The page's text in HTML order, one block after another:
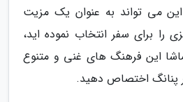
این می تواند به عنوان یک مزیت
را برای سفر انتخاب نموده اید،
این فرهنگ های غنی و متنوع
پنانگ اختصاص دهید.